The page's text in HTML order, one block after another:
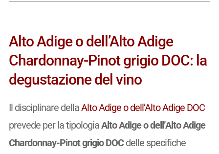
Alto Adige o dell’Alto Adige
Chardonnay-Pinot grigio DOC: la
degustazione del vino
Il disciplinare dellaAlto Adige o dell’Alto Adige DOC
prevede per la tipologiaAlto Adige o dell’Alto Adige
Chardonnay-Pinot grigio DOCdelle specifiche